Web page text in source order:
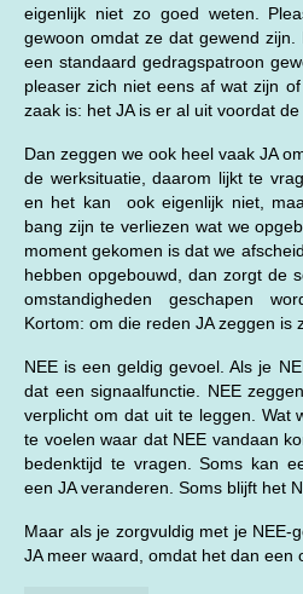
eigenlijk niet zo goed weten.
gewoon omdat ze dat gewend
een standaard gedragspatroon
pleaser zich niet eens af wat zijn
zaak is: het JA is er al uit voordat de
Dan zeggen we ook heel vaak JA
de werksituatie, daarom lijkt te
en het kan ook eigenlijk niet,
bang zijn te verliezen wat we
moment gekomen is dat we
hebben opgebouwd, dan zorgt de
omstandigheden geschapen
Kortom: om die reden JA zeggen is
NEE is een geldig gevoel. Als je
dat een signaalfunctie. NEE
verplicht om dat uit te leggen. Wat
te voelen waar dat NEE vandaan
bedenktijd te vragen. Soms kan
een JA veranderen. Soms blijft het
Maar als je zorgvuldig met je NEE-
JA meer waard, omdat het dan een